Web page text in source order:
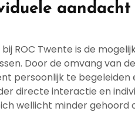
aandacht
ROC Twente is de
Door de omvang van
persoonlijk te begeleiden
directe interactie en
wellicht minder gehoord